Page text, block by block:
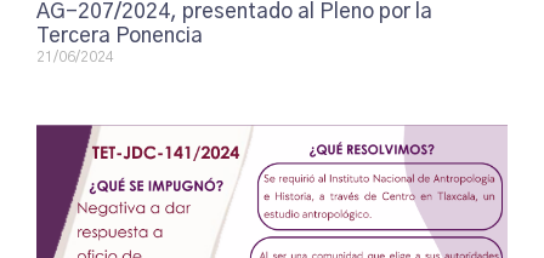
AG-207/2024, presentado al Pleno por la
Tercera Ponencia
21/06/2024